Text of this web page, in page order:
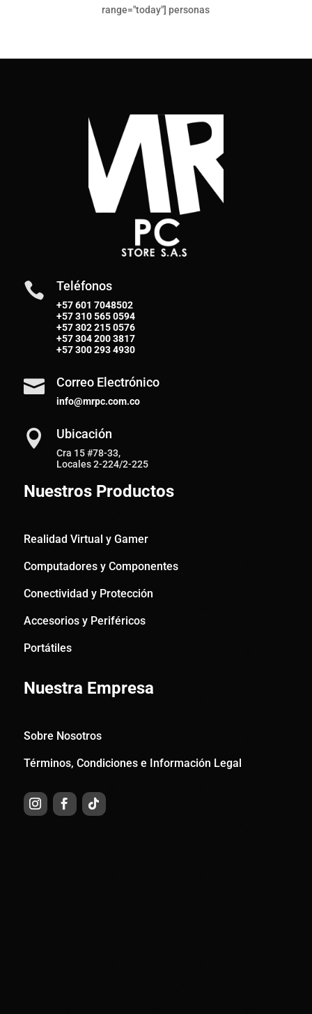
range="today"] personas
 Teléfonos
+57 601 7048502
+57310 565 0594
+57302 215 0576
+57304 200 3817
+57300 293 4930
 Correo Electrónico
info@mrpc.com.co
 Ubicación
Cra 15 #78-33,
Locales 2-224/2-225
Nuestros Productos
Realidad Virtual y Gamer
Computadores y Componentes
Conectividad y Protección
Accesorios y Periféricos
Portátiles
Nuestra Empresa
Sobre Nosotros
Términos, Condiciones e Información Legal